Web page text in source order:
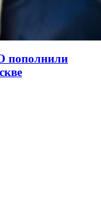
пополнили